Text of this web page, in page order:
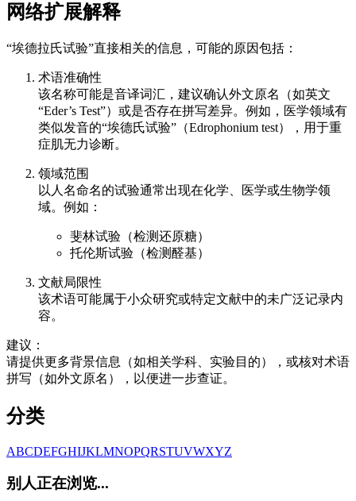
网络扩展解释
“埃德拉氏试验”直接相关的信息，可能的原因包括：
术语准确性
该名称可能是音译词汇，建议确认外文原名（如英文
“Eder’s Test”）或是否存在拼写差异。例如，医学领域有
类似发音的“埃德氏试验”（Edrophonium test），用于重
症肌无力诊断。
领域范围
以人名命名的试验通常出现在化学、医学或生物学领
域。例如：
斐林试验（检测还原糖）
托伦斯试验（检测醛基）
文献局限性
该术语可能属于小众研究或特定文献中的未广泛记录内
容。
建议：
请提供更多背景信息（如相关学科、实验目的），或核对术语
拼写（如外文原名），以便进一步查证。
分类
ABCDEFGHIJKLMNOPQRSTUVWXYZ
别人正在浏览...